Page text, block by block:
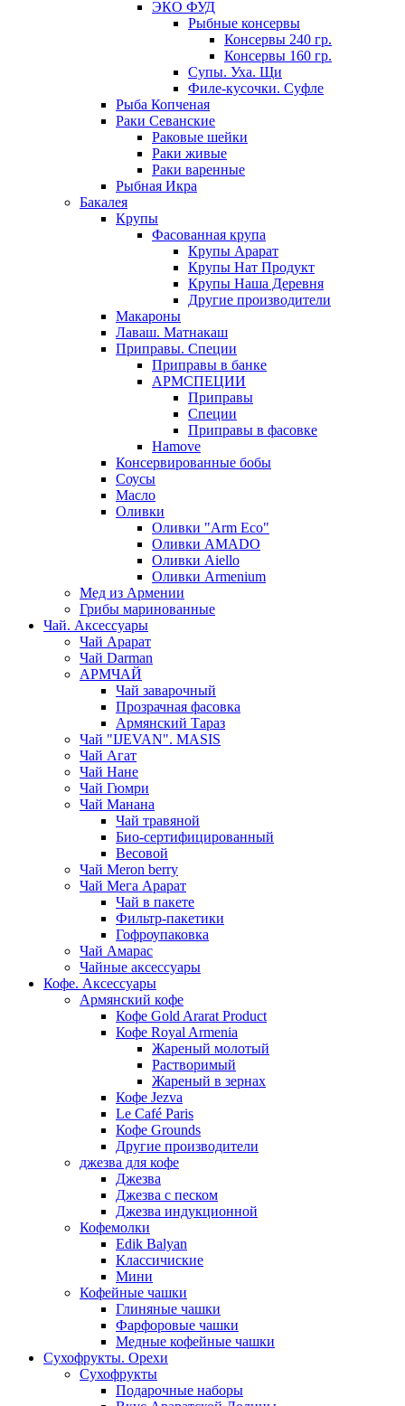
ЭКО ФУД
Рыбные консервы
Консервы 240 гр.
Консервы 160 гр.
Супы. Уха. Щи
Филе-кусочки. Суфле
Рыба Копченая
Раки Севанские
Раковые шейки
Раки живые
Раки варенные
Рыбная Икра
Бакалея
Крупы
Фасованная крупа
Крупы Арарат
Крупы Нат Продукт
Крупы Наша Деревня
Другие производители
Макароны
Лаваш. Матнакаш
Приправы. Специи
Приправы в банке
АРМСПЕЦИИ
Приправы
Специи
Приправы в фасовке
Hamove
Консервированные бобы
Соусы
Масло
Оливки
Оливки "Arm Eco"
Оливки AMADO
Оливки Aiello
Оливки Armenium
Мед из Армении
Грибы маринованные
Чай. Аксессуары
Чай Арарат
Чай Darman
АРМЧАЙ
Чай заварочный
Прозрачная фасовка
Армянский Тараз
Чай "IJEVAN". MASIS
Чай Агат
Чай Нане
Чай Гюмри
Чай Манана
Чай травяной
Био-сертифицированный
Весовой
Чай Meron berry
Чай Мега Арарат
Чай в пакете
Фильтр-пакетики
Гофроупаковка
Чай Амарас
Чайные аксессуары
Кофе. Аксессуары
Армянский кофе
Кофе Gold Ararat Product
Кофе Royal Armenia
Жареный молотый
Растворимый
Жареный в зернах
Кофе Jezva
Le Café Paris
Кофе Grounds
Другие производители
джезва для кофе
Джезва
Джезва с песком
Джезва индукционной
Кофемолки
Edik Balyan
Классичиские
Мини
Кофейные чашки
Глиняные чашки
Фарфоровые чашки
Медные кофейные чашки
Сухофрукты. Орехи
Сухофрукты
Подарочные наборы